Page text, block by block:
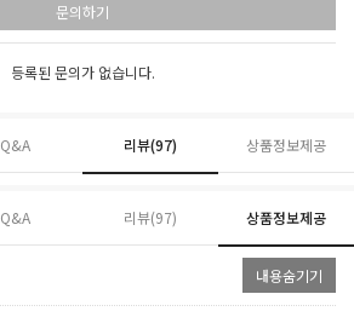
문의하기
등록된 문의가 없습니다.
Q&A 리뷰(97) 상품정보제공
Q&A 리뷰(97) 상품정보제공
내용숨기기